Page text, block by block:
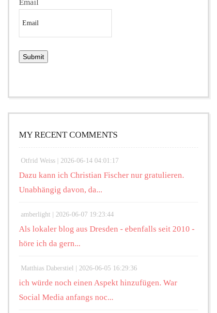
Email
MY RECENT COMMENTS
Otfrid Weiss | 2026-06-14 04:01:17
Dazu kann ich Christian Fischer nur gratulieren.
Unabhängig davon, da...
amberlight | 2026-06-07 19:23:44
Als lokaler blog aus Dresden - ebenfalls seit 2010 -
höre ich da gern...
Matthias Daberstiel | 2026-06-05 16:29:36
ich würde noch einen Aspekt hinzufügen. War
Social Media anfangs noc...